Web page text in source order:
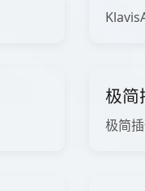
极简
极简